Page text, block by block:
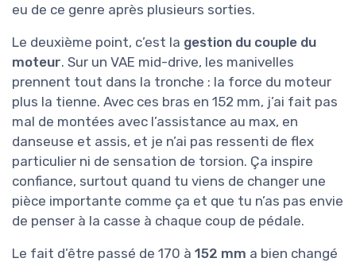
eu de ce genre après plusieurs sorties.
Le deuxième point, c’est la gestion du couple du
moteur. Sur un VAE mid-drive, les manivelles
prennent tout dans la tronche : la force du moteur
plus la tienne. Avec ces bras en 152 mm, j’ai fait pas
mal de montées avec l’assistance au max, en
danseuse et assis, et je n’ai pas ressenti de flex
particulier ni de sensation de torsion. Ça inspire
confiance, surtout quand tu viens de changer une
pièce importante comme ça et que tu n’as pas envie
de penser à la casse à chaque coup de pédale.
Le fait d’être passé de 170 à 152 mm a bien changé